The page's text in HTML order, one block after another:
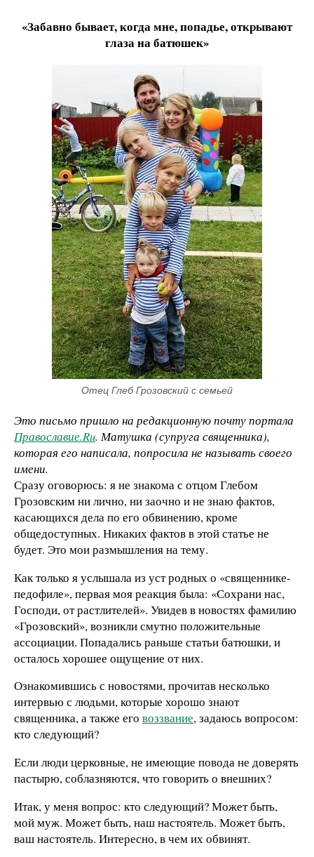
«Забавно бывает, когда мне, попадье, открывают
глаза на батюшек»
Отец Глеб Грозовский с семьей
Это письмо пришло на редакционную почту портала
Православие.Ru. Матушка (супруга священника),
которая его написала, попросила не называть своего
имени.
Сразу оговорюсь: я не знакома с отцом Глебом
Грозовским ни лично, ни заочно и не знаю фактов,
касающихся дела по его обвинению, кроме
общедоступных. Никаких фактов в этой статье не
будет. Это мои размышления на тему.
Как только я услышала из уст родных о «священнике-
педофиле», первая моя реакция была: «Сохрани нас,
Господи, от растлителей». Увидев в новостях фамилию
«Грозовский», возникли смутно положительные
ассоциации. Попадались раньше статьи батюшки, и
осталось хорошее ощущение от них.
Ознакомившись с новостями, прочитав несколько
интервью с людьми, которые хорошо знают
священника, а также его воззвание, задаюсь вопросом:
кто следующий?
Если люди церковные, не имеющие повода не доверять
пастырю, соблазняются, что говорить о внешних?
Итак, у меня вопрос: кто следующий? Может быть,
мой муж. Может быть, наш настоятель. Может быть,
ваш настоятель. Интересно, в чем их обвинят.